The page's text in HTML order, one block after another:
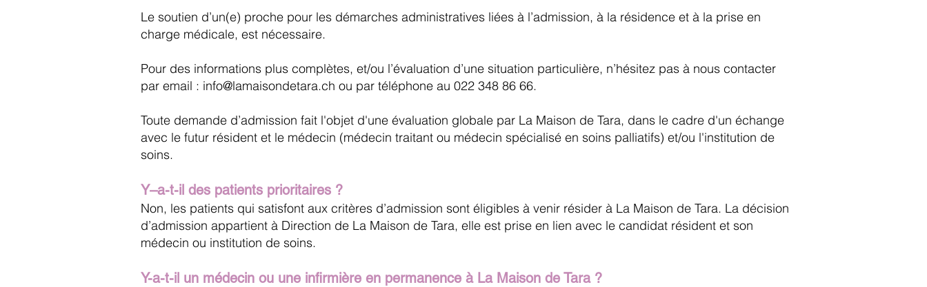
Le soutien d’un(e) proche pour les démarches administratives liées à l’admission, à la résidence et à la prise en
charge médicale, est nécessaire.
Pour des informations plus complètes, et/ou l’évaluation d’une situation particulière, n’hésitez pas à nous contacter
par email : info@lamaisondetara.ch ou par téléphone au 022 348 86 66.
Toute demande d’admission fait l'objet d'une évaluation globale par La Maison de Tara, dans le cadre d'un échange
avec le futur résident et le médecin (médecin traitant ou médecin spécialisé en soins palliatifs) et/ou l'institution de
soins.
Y–a-t-il des patients prioritaires ?
Non, les patients qui satisfont aux critères d’admission sont éligibles à venir résider à La Maison de Tara. La décision
d’admission appartient à Direction de La Maison de Tara, elle est prise en lien avec le candidat résident et son
médecin ou institution de soins.
Y-a-t-il un médecin ou une infirmière en permanence à La Maison de Tara ?